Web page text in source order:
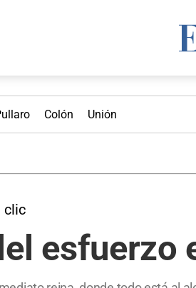
Colón Unión
clic
esfuerzo